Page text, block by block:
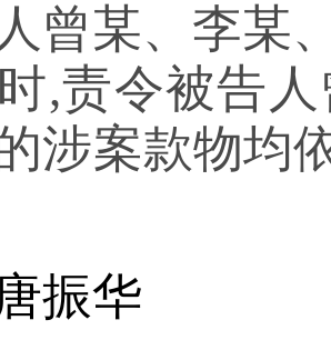
曾某、李某
,责令被告
涉案款物均
振华